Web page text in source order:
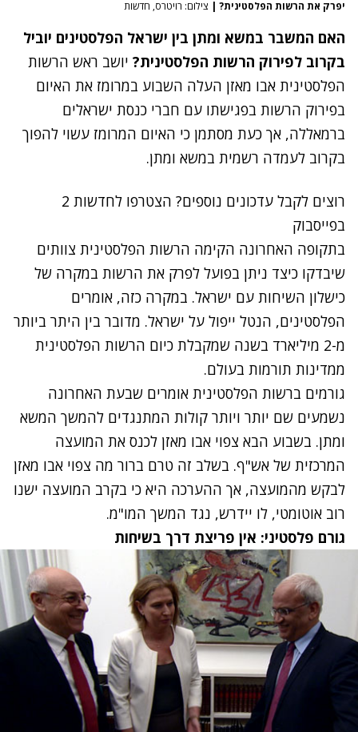
יפרק את הרשות הפלסטינית? | צילום: רויטרס, חדשות
האם המשבר במשא ומתן בין ישראל הפלסטינים יוביל
בקרוב לפירוק הרשות הפלסטינית? יושב ראש הרשות
הפלסטינית אבו מאזן העלה השבוע במרומז את האיום
בפירוק הרשות בפגישתו עם חברי כנסת ישראלים
ברמאללה, אך כעת מסתמן כי האיום המרומז עשוי להפוך
בקרוב לעמדה רשמית במשא ומתן.
רוצים לקבל עדכונים נוספים? הצטרפו לחדשות 2
בפייסבוק
בתקופה האחרונה הקימה הרשות הפלסטינית צוותים
שיבדקו כיצד ניתן בפועל לפרק את הרשות במקרה של
כישלון השיחות עם ישראל. במקרה כזה, אומרים
הפלסטינים, הנטל ייפול על ישראל. מדובר בין היתר ביותר
מ-2 מיליארד בשנה שמקבלת כיום הרשות הפלסטינית
ממדינות תורמות בעולם.
גורמים ברשות הפלסטינית אומרים שבעת האחרונה
נשמעים שם יותר ויותר קולות המתנגדים להמשך המשא
ומתן. בשבוע הבא צפוי אבו מאזן לכנס את המועצה
המרכזית של אש"ף. בשלב זה טרם ברור מה צפוי אבו מאזן
לבקש מהמועצה, אך ההערכה היא כי בקרב המועצה ישנו
רוב אוטומטי, לו יידרש, נגד המשך המו"מ.
גורם פלסטיני: אין פריצת דרך בשיחות